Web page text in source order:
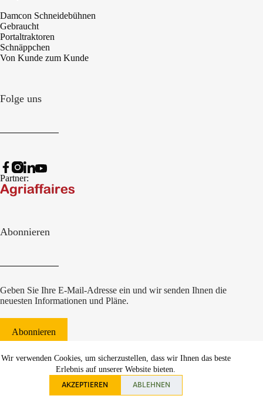
Wir verwenden Cookies, um sicherzustellen, dass wir Ihnen das beste
Erlebnis auf unserer Website bieten.
AKZEPTIEREN ABLEHNEN
Damcon Schneidebühnen
Gebraucht
Portaltraktoren
Schnäppchen
Von Kunde zum Kunde
Folge uns
Partner:
Abonnieren
Geben Sie Ihre E-Mail-Adresse ein und wir senden Ihnen die
neuesten Informationen und Pläne.
Abonnieren
websiteontwikkeling Communicatieregisseurs*